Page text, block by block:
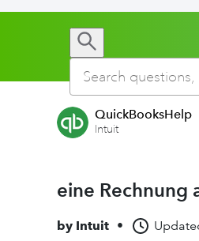
QuickBooksHelp
Intuit
eine Rechnung
by Intuit •